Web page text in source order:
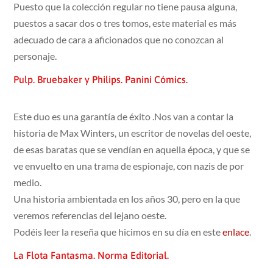
Puesto que la colección regular no tiene pausa alguna,
puestos a sacar dos o tres tomos, este material es más
adecuado de cara a aficionados que no conozcan al
personaje.
Pulp. Bruebaker y Philips. Panini Cómics.
Este duo es una garantía de éxito .Nos van a contar la
historia de Max Winters, un escritor de novelas del oeste,
de esas baratas que se vendían en aquella época, y que se
ve envuelto en una trama de espionaje, con nazis de por
medio.
Una historia ambientada en los años 30, pero en la que
veremos referencias del lejano oeste.
Podéis leer la reseña que hicimos en su día en esteenlace.
La Flota Fantasma. Norma Editorial.